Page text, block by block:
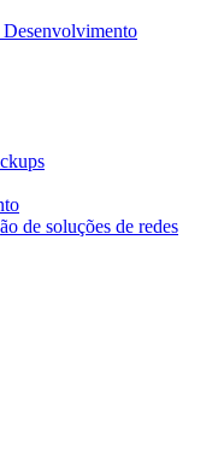
de soluções de redes